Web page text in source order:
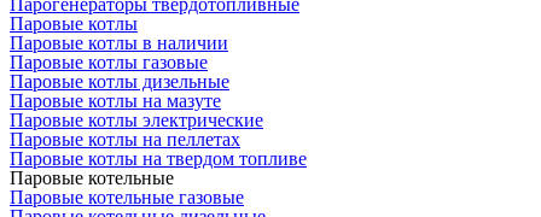
Паровые котлы
Паровые котлы в наличии
Паровые котлы газовые
Паровые котлы дизельные
Паровые котлы на мазуте
Паровые котлы электрические
Паровые котлы на пеллетах
Паровые котлы на твердом топливе
Паровые котельные
Паровые котельные газовые